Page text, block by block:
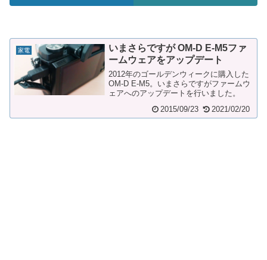
家電
いまさらですが OM-D E-M5ファ
ームウェアをアップデート
2012年のゴールデンウィークに購入した
OM-D E-M5。いまさらですがファームウ
ェアへのアップデートを行いました。
2015/09/23 2021/02/20